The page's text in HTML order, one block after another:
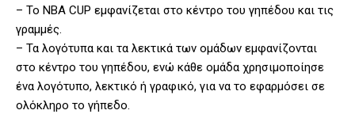
– Το ΝΒΑ CUP εμφανίζεται στο κέντρο του γηπέδου και τις
γραμμές.
– Τα λογότυπα και τα λεκτικά των ομάδων εμφανίζονται
στο κέντρο του γηπέδου, ενώ κάθε ομάδα χρησιμοποίησε
ένα λογότυπο, λεκτικό ή γραφικό, για να το εφαρμόσει σε
ολόκληρο το γήπεδο.